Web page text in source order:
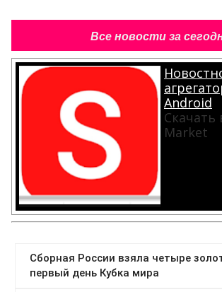
Все новости за
Android
Скачать
Market